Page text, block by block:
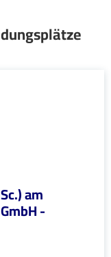
am
-